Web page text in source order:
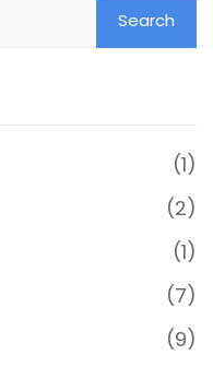
(1)
(2)
(1)
(7)
(9)